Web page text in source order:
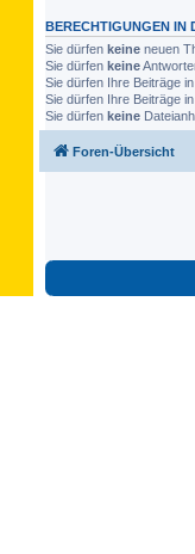
BERECHTIGUNGEN IN
Sie dürfen keine neuen
Sie dürfen keine
Sie dürfen Ihre Beiträge
Sie dürfen Ihre Beiträge
Sie dürfen keine
Foren-Übersicht